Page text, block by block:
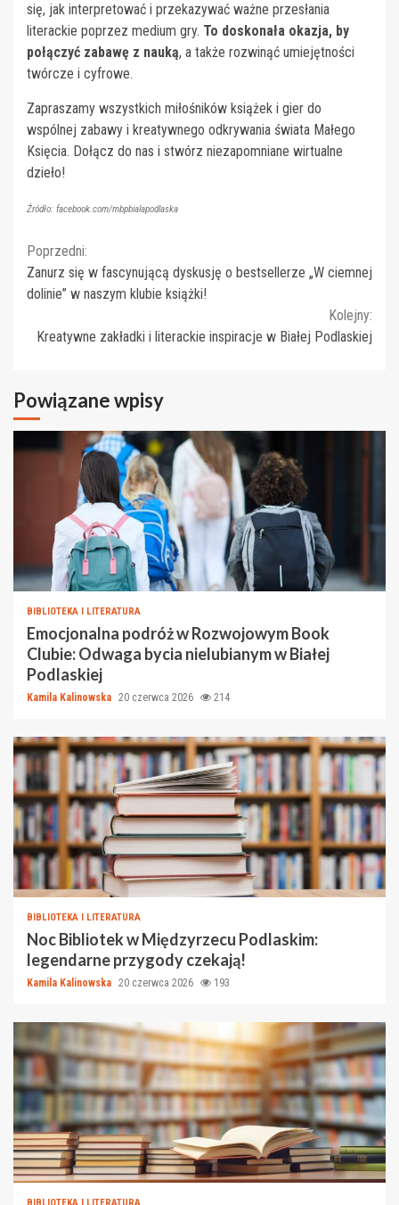
się, jak interpretować i przekazywać ważne przesłania
literackie poprzez medium gry. To doskonała okazja, by
połączyć zabawę z nauką, a także rozwinąć umiejętności
twórcze i cyfrowe.
Zapraszamy wszystkich miłośników książek i gier do
wspólnej zabawy i kreatywnego odkrywania świata Małego
Księcia. Dołącz do nas i stwórz niezapomniane wirtualne
dzieło!
Źródło: facebook.com/mbpbialapodlaska
Continue
Reading
Poprzedni:
Zanurz się w fascynującą dyskusję o bestsellerze „W ciemnej
dolinie” w naszym klubie książki!
Kolejny:
Kreatywne zakładki i literackie inspiracje w Białej Podlaskiej
Powiązane wpisy
BIBLIOTEKA I LITERATURA
Emocjonalna podróż w Rozwojowym Book
Clubie: Odwaga bycia nielubianym w Białej
Podlaskiej
Kamila Kalinowska 20 czerwca 2026 214
BIBLIOTEKA I LITERATURA
Noc Bibliotek w Międzyrzecu Podlaskim:
legendarne przygody czekają!
Kamila Kalinowska 20 czerwca 2026 193